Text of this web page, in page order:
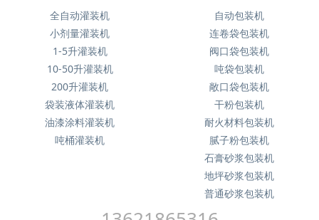
全自动灌装机
小剂量灌装机
1-5升灌装机
10-50升灌装机
200升灌装机
袋装液体灌装机
油漆涂料灌装机
吨桶灌装机
自动包装机
连卷袋包装机
阀口袋包装机
吨袋包装机
敞口袋包装机
干粉包装机
耐火材料包装机
腻子粉包装机
石膏砂浆包装机
地坪砂浆包装机
普通砂浆包装机